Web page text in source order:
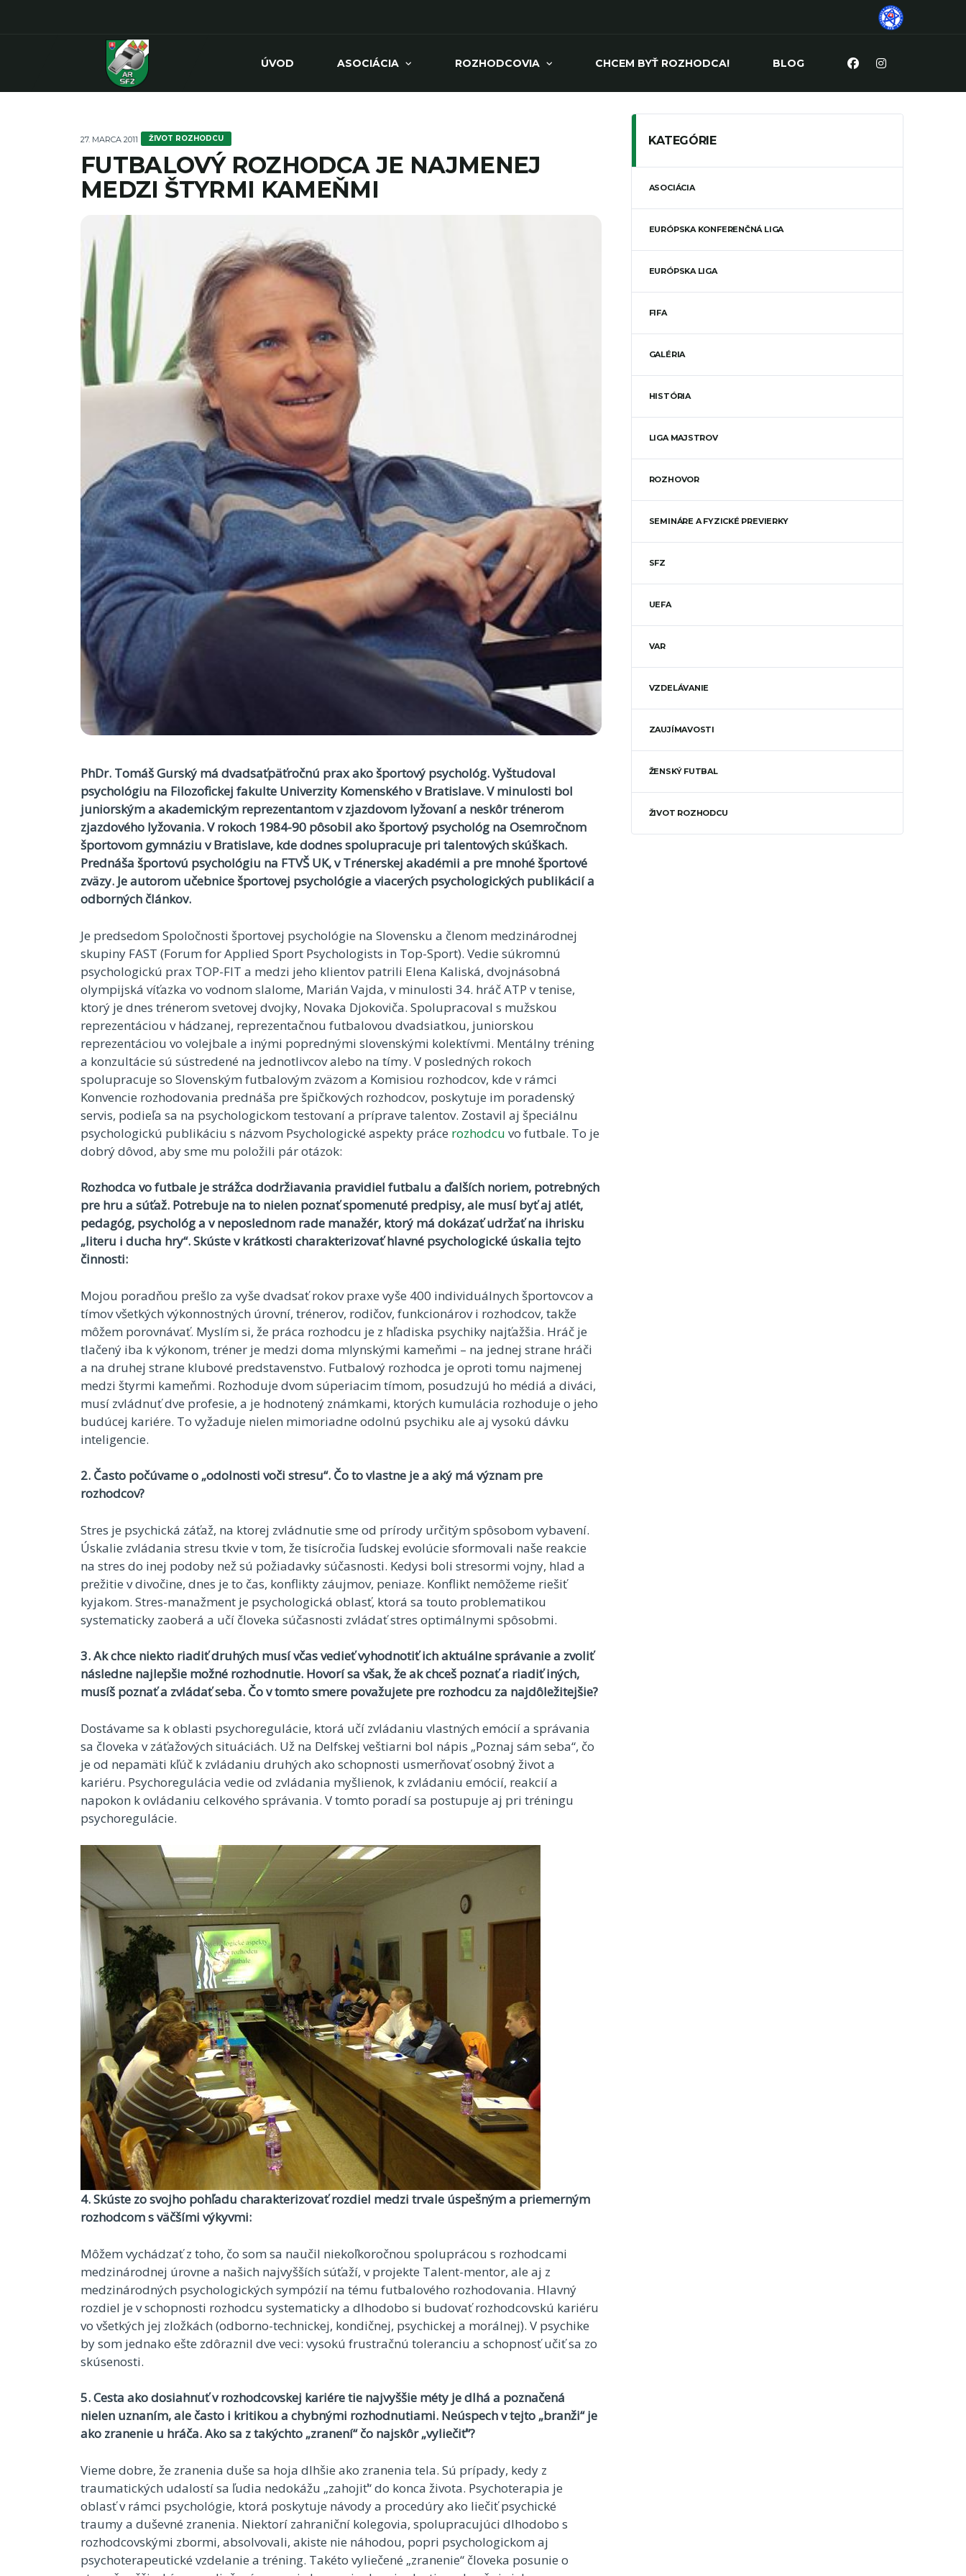
ÚVOD ASOCIÁCIA ROZHODCOVIA CHCEM BYŤ ROZHODCA! BLOG
27. MARCA 2011 ŽIVOT ROZHODCU
FUTBALOVÝ ROZHODCA JE NAJMENEJ
MEDZI ŠTYRMI KAMEŇMI
PhDr. Tomáš Gurský má dvadsaťpäťročnú prax ako športový psychológ. Vyštudoval
psychológiu na Filozofickej fakulte Univerzity Komenského v Bratislave. V minulosti bol
juniorským a akademickým reprezentantom v zjazdovom lyžovaní a neskôr trénerom
zjazdového lyžovania. V rokoch 1984-90 pôsobil ako športový psychológ na Osemročnom
športovom gymnáziu v Bratislave, kde dodnes spolupracuje pri talentových skúškach.
Prednáša športovú psychológiu na FTVŠ UK, v Trénerskej akadémii a pre mnohé športové
zväzy. Je autorom učebnice športovej psychológie a viacerých psychologických publikácií a
odborných článkov.
Je predsedom Spoločnosti športovej psychológie na Slovensku a členom medzinárodnej
skupiny FAST (Forum for Applied Sport Psychologists in Top-Sport). Vedie súkromnú
psychologickú prax TOP-FIT a medzi jeho klientov patrili Elena Kaliská, dvojnásobná
olympijská víťazka vo vodnom slalome, Marián Vajda, v minulosti 34. hráč ATP v tenise,
ktorý je dnes trénerom svetovej dvojky, Novaka Djokoviča. Spolupracoval s mužskou
reprezentáciou v hádzanej, reprezentačnou futbalovou dvadsiatkou, juniorskou
reprezentáciou vo volejbale a inými poprednými slovenskými kolektívmi. Mentálny tréning
a konzultácie sú sústredené na jednotlivcov alebo na tímy. V posledných rokoch
spolupracuje so Slovenským futbalovým zväzom a Komisiou rozhodcov, kde v rámci
Konvencie rozhodovania prednáša pre špičkových rozhodcov, poskytuje im poradenský
servis, podieľa sa na psychologickom testovaní a príprave talentov. Zostavil aj špeciálnu
psychologickú publikáciu s názvom Psychologické aspekty práce rozhodcu vo futbale. To je
dobrý dôvod, aby sme mu položili pár otázok:
Rozhodca vo futbale je strážca dodržiavania pravidiel futbalu a ďalších noriem, potrebných
pre hru a súťaž. Potrebuje na to nielen poznať spomenuté predpisy, ale musí byť aj atlét,
pedagóg, psychológ a v neposlednom rade manažér, ktorý má dokázať udržať na ihrisku
„literu i ducha hry“. Skúste v krátkosti charakterizovať hlavné psychologické úskalia tejto
činnosti:
Mojou poradňou prešlo za vyše dvadsať rokov praxe vyše 400 individuálnych športovcov a
tímov všetkých výkonnostných úrovní, trénerov, rodičov, funkcionárov i rozhodcov, takže
môžem porovnávať. Myslím si, že práca rozhodcu je z hľadiska psychiky najťažšia. Hráč je
tlačený iba k výkonom, tréner je medzi doma mlynskými kameňmi – na jednej strane hráči
a na druhej strane klubové predstavenstvo. Futbalový rozhodca je oproti tomu najmenej
medzi štyrmi kameňmi. Rozhoduje dvom súperiacim tímom, posudzujú ho médiá a diváci,
musí zvládnuť dve profesie, a je hodnotený známkami, ktorých kumulácia rozhoduje o jeho
budúcej kariére. To vyžaduje nielen mimoriadne odolnú psychiku ale aj vysokú dávku
inteligencie.
2. Často počúvame o „odolnosti voči stresu“. Čo to vlastne je a aký má význam pre
rozhodcov?
Stres je psychická záťaž, na ktorej zvládnutie sme od prírody určitým spôsobom vybavení.
Úskalie zvládania stresu tkvie v tom, že tisícročia ľudskej evolúcie sformovali naše reakcie
na stres do inej podoby než sú požiadavky súčasnosti. Kedysi boli stresormi vojny, hlad a
prežitie v divočine, dnes je to čas, konflikty záujmov, peniaze. Konflikt nemôžeme riešiť
kyjakom. Stres-manažment je psychologická oblasť, ktorá sa touto problematikou
systematicky zaoberá a učí človeka súčasnosti zvládať stres optimálnymi spôsobmi.
3. Ak chce niekto riadiť druhých musí včas vedieť vyhodnotiť ich aktuálne správanie a zvoliť
následne najlepšie možné rozhodnutie. Hovorí sa však, že ak chceš poznať a riadiť iných,
musíš poznať a zvládať seba. Čo v tomto smere považujete pre rozhodcu za najdôležitejšie?
Dostávame sa k oblasti psychoregulácie, ktorá učí zvládaniu vlastných emócií a správania
sa človeka v záťažových situáciách. Už na Delfskej veštiarni bol nápis „Poznaj sám seba“, čo
je od nepamäti kľúč k zvládaniu druhých ako schopnosti usmerňovať osobný život a
kariéru. Psychoregulácia vedie od zvládania myšlienok, k zvládaniu emócií, reakcií a
napokon k ovládaniu celkového správania. V tomto poradí sa postupuje aj pri tréningu
psychoregulácie.
4. Skúste zo svojho pohľadu charakterizovať rozdiel medzi trvale úspešným a priemerným
rozhodcom s väčšími výkyvmi:
Môžem vychádzať z toho, čo som sa naučil niekoľkoročnou spoluprácou s rozhodcami
medzinárodnej úrovne a našich najvyšších súťaží, v projekte Talent-mentor, ale aj z
medzinárodných psychologických sympózií na tému futbalového rozhodovania. Hlavný
rozdiel je v schopnosti rozhodcu systematicky a dlhodobo si budovať rozhodcovskú kariéru
vo všetkých jej zložkách (odborno-technickej, kondičnej, psychickej a morálnej). V psychike
by som jednako ešte zdôraznil dve veci: vysokú frustračnú toleranciu a schopnosť učiť sa zo
skúsenosti.
5. Cesta ako dosiahnuť v rozhodcovskej kariére tie najvyššie méty je dlhá a poznačená
nielen uznaním, ale často i kritikou a chybnými rozhodnutiami. Neúspech v tejto „branži“ je
ako zranenie u hráča. Ako sa z takýchto „zranení“ čo najskôr „vyliečiť“?
Vieme dobre, že zranenia duše sa hoja dlhšie ako zranenia tela. Sú prípady, kedy z
traumatických udalostí sa ľudia nedokážu „zahojiť“ do konca života. Psychoterapia je
oblasť v rámci psychológie, ktorá poskytuje návody a procedúry ako liečiť psychické
traumy a duševné zranenia. Niektorí zahraniční kolegovia, spolupracujúci dlhodobo s
rozhodcovskými zbormi, absolvovali, akiste nie náhodou, popri psychologickom aj
psychoterapeutické vzdelanie a tréning. Takéto vyliečené „zranenie“ človeka posunie o
KATEGÓRIE
ASOCIÁCIA
EURÓPSKA KONFERENČNÁ LIGA
EURÓPSKA LIGA
FIFA
GALÉRIA
HISTÓRIA
LIGA MAJSTROV
ROZHOVOR
SEMINÁRE A FYZICKÉ PREVIERKY
SFZ
UEFA
VAR
VZDELÁVANIE
ZAUJÍMAVOSTI
ŽENSKÝ FUTBAL
ŽIVOT ROZHODCU